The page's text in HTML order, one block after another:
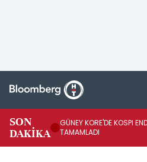
SON
DAKİKA
GÜNEY KORE'DE KOSPI
TAMAMLADI